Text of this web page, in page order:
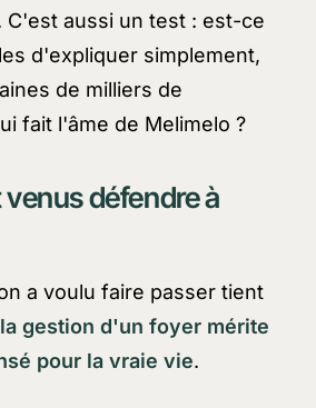
C'est aussi un test : est-ce
d'expliquer simplement,
de milliers de
fait l'âme de Melimelo ?
défendre à
a voulu faire passer tient
la gestion d'un foyer mérite
pour la vraie vie.